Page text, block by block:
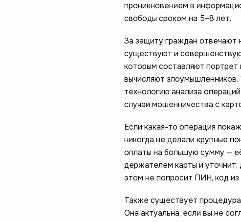
проникновением в
свободы сроком на 5–8 лет.
За защиту граждан отвечают
существуют и
которым составляют портрет
вычисляют злоумышленников.
технологию анализа
случаи мошенничества с
Если какая-то операция
никогда не делали крупные
оплаты на большую сумму —
держателем карты и
этом не попросит ПИН, код
Также существует
Она актуальна, если вы не